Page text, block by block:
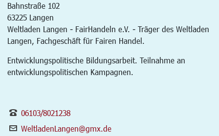
Bahnstraße 102
63225 Langen
Weltladen Langen - FairHandeln e.V. - Träger des Weltladen
Langen, Fachgeschäft für Fairen Handel.
Entwicklungspolitische Bildungsarbeit. Teilnahme an
entwicklungspolitischen Kampagnen.
06103/8021238
WeltladenLangen@gmx.de